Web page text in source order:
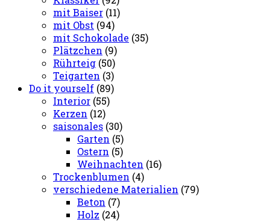
mit Baiser (11)
mit Obst (94)
mit Schokolade (35)
Plätzchen (9)
Rührteig (50)
Teigarten (3)
Do it yourself (89)
Interior (55)
Kerzen (12)
saisonales (30)
Garten (5)
Ostern (5)
Weihnachten (16)
Trockenblumen (4)
verschiedene Materialien (79)
Beton (7)
Holz (24)